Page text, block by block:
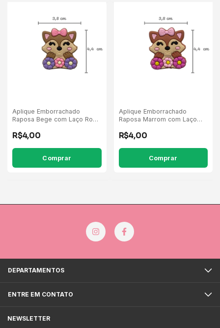
Aplique Emborrachado
Raposa Bege com Laço Rosa
Unidades
R$4,00
Aplique Emborrachado
Raposa Marrom com Laço
Unidades
R$4,00
DEPARTAMENTOS
ENTRE EM CONTATO
NEWSLETTER